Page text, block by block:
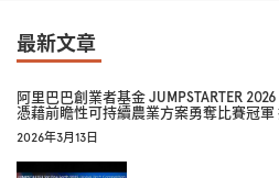
最新文章
阿里巴巴創業者基金 JUMPSTARTER
憑藉前瞻性可持續農業方案勇奪比賽冠
2026年3月13日